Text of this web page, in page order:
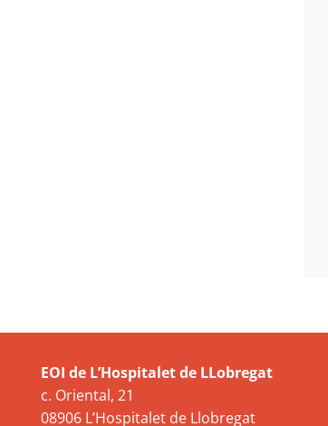
EOI de L’Hospitalet de LLobregat
c. Oriental, 21
08906 L’Hospitalet de Llobregat